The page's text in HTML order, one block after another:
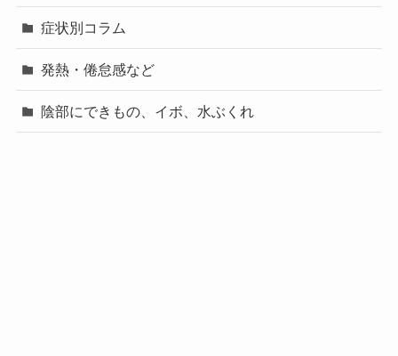
症状別コラム
発熱・倦怠感など
陰部にできもの、イボ、水ぶくれ